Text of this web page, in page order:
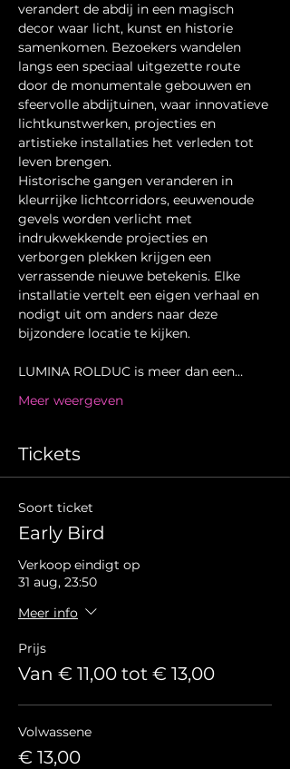
verandert de abdij in een magisch
decor waar licht, kunst en historie
samenkomen. Bezoekers wandelen
langs een speciaal uitgezette route
door de monumentale gebouwen en
sfeervolle abdijtuinen, waar innovatieve
lichtkunstwerken, projecties en
artistieke installaties het verleden tot
leven brengen.
Historische gangen veranderen in
kleurrijke lichtcorridors, eeuwenoude
gevels worden verlicht met
indrukwekkende projecties en
verborgen plekken krijgen een
verrassende nieuwe betekenis. Elke
installatie vertelt een eigen verhaal en
nodigt uit om anders naar deze
bijzondere locatie te kijken.
LUMINA ROLDUC is meer dan een…
Meer weergeven
Tickets
Soort ticket
Early Bird
Verkoop eindigt op
31 aug, 23:50
Meer info
Prijs
Van € 11,00 tot € 13,00
Volwassene
€ 13,00